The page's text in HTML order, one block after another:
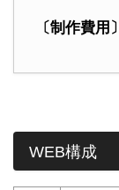
〔制作費用〕
WEB構成